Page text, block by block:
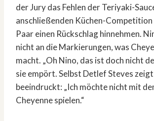
der Jury das Fehlen der Teriyaki-
anschließenden Küchen-Competition
Paar einen Rückschlag hinnehmen.
nicht an die Markierungen, was
macht. „Oh Nino, das ist doch nicht
sie empört. Selbst Detlef Steves
beeindruckt: „Ich möchte nicht mit
Cheyenne spielen.“